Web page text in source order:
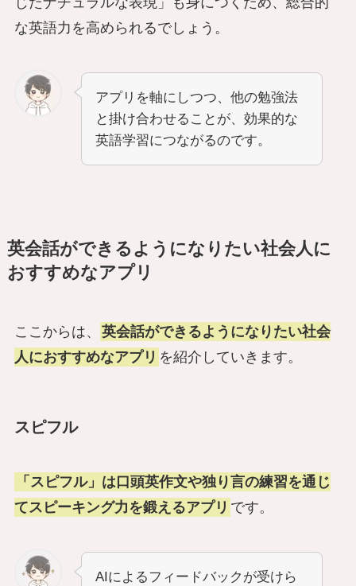
な英語力を高められるでしょう。
アプリを軸にしつつ、他の勉強法
と掛け合わせることが、効果的な
英語学習につながるのです。
英会話ができるようになりたい社会人に
おすすめなアプリ
ここからは、
英会話ができるようになりたい社会
人におすすめなアプリ を紹介していきます。
スピフル
「スピフル」は口頭英作文や独り言の練習を通じ
てスピーキング力を鍛えるアプリ です。
AIによるフィードバックが受けら